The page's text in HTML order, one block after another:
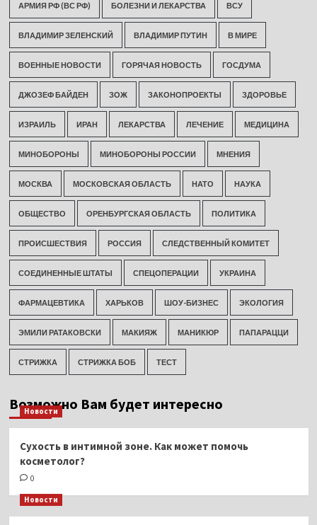
АРМИЯ РФ (ВС РФ) БОЛЕЗНИ И ЛЕКАРСТВА ВСУ
ВЛАДИМИР ЗЕЛЕНСКИЙ ВЛАДИМИР ПУТИН В МИРЕ
ВОЕННЫЕ НОВОСТИ ГОРЯЧАЯ НОВОСТЬ ГОСДУМА
ДЖОЗЕФ БАЙДЕН ЗОЖ ЗАКОНОПРОЕКТЫ ЗДОРОВЬЕ
ИЗРАИЛЬ ИРАН ЛЕКАРСТВА ЛЕЧЕНИЕ МЕДИЦИНА
МИНОБОРОНЫ МИНОБОРОНЫ РОССИИ МНЕНИЯ
МОСКВА МОСКОВСКАЯ ОБЛАСТЬ НАТО НАУКА
ОБЩЕСТВО ОРЕНБУРГСКАЯ ОБЛАСТЬ ПОЛИТИКА
ПРОИСШЕСТВИЯ РОССИЯ СЛЕДСТВЕННЫЙ КОМИТЕТ
СОЕДИНЕННЫЕ ШТАТЫ СПЕЦОПЕРАЦИИ УКРАИНА
ФАРМАЦЕВТИКА ХАРЬКОВ ШОУ-БИЗНЕС ЭКОЛОГИЯ
ЭМИЛИ РАТАКОВСКИ МАКИЯЖ МАНИКЮР ПАПАРАЦЦИ
СТРИЖКА СТРИЖКА БОБ ТЕСТ
Возможно Вам будет интересно
Новости
Сухость в интимной зоне. Как может помочь
косметолог?
0
Новости